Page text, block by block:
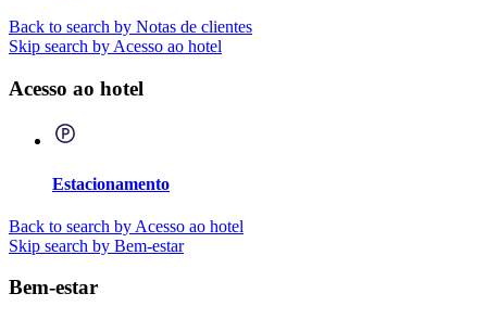
Back to search by Notas de clientes
Skip search by Acesso ao hotel
Acesso ao hotel
Estacionamento
Back to search by Acesso ao hotel
Skip search by Bem-estar
Bem-estar